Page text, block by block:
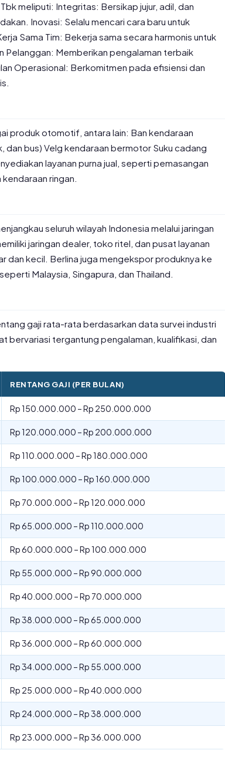
meliputi: Integritas: Bersikap jujur, adil, dan
Inovasi: Selalu mencari cara baru untuk
Sama Tim: Bekerja sama secara harmonis untuk
Pelanggan: Memberikan pengalaman terbaik
Operasional: Berkomitmen pada efisiensi dan
produk otomotif, antara lain: Ban kendaraan
bus) Velg kendaraan bermotor Suku cadang
layanan purna jual, seperti pemasangan
ringan.
seluruh wilayah Indonesia melalui jaringan
jaringan dealer, toko ritel, dan pusat layanan
dan kecil. Berlina juga mengekspor produknya ke
Malaysia, Singapura, dan Thailand.
gaji rata-rata berdasarkan data survei industri
bervariasi tergantung pengalaman, kualifikasi, dan
RENTANG GAJI (PER BULAN)
Rp 150.000.000 – Rp 250.000.000
Rp 120.000.000 – Rp 200.000.000
Rp 110.000.000 – Rp 180.000.000
Rp 100.000.000 – Rp 160.000.000
Rp 70.000.000 – Rp 120.000.000
Rp 65.000.000 – Rp 110.000.000
Rp 60.000.000 – Rp 100.000.000
Rp 55.000.000 – Rp 90.000.000
Rp 40.000.000 – Rp 70.000.000
Rp 38.000.000 – Rp 65.000.000
Rp 36.000.000 – Rp 60.000.000
Rp 34.000.000 – Rp 55.000.000
Rp 25.000.000 – Rp 40.000.000
Rp 24.000.000 – Rp 38.000.000
Rp 23.000.000 – Rp 36.000.000